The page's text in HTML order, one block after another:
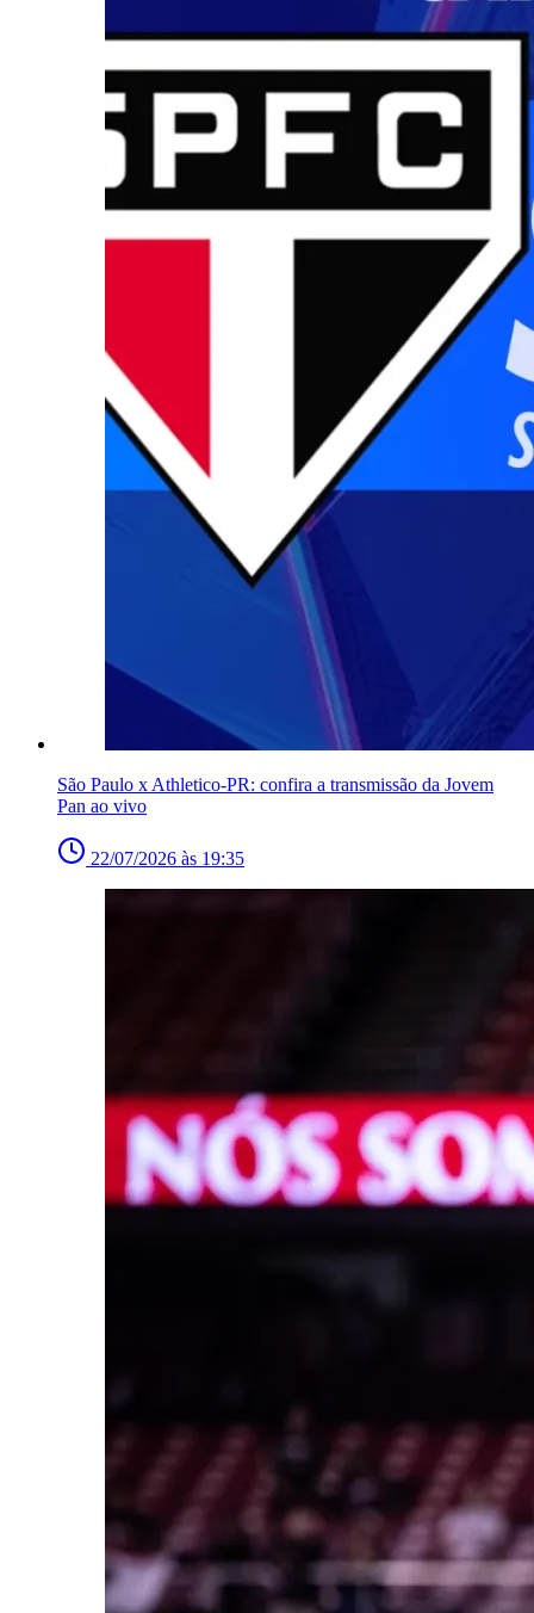
São Paulo x Athletico-PR: confira a transmissão da Jovem
Pan ao vivo
22/07/2026 às 19:35